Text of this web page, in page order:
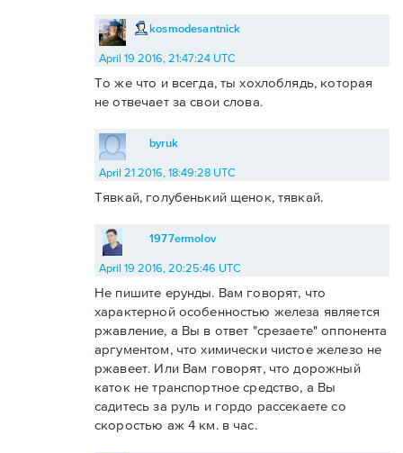
kosmodesantnick
April 19 2016, 21:47:24 UTC
То же что и всегда, ты хохлоблядь, которая
не отвечает за свои слова.
byruk
April 21 2016, 18:49:28 UTC
Тявкай, голубенький щенок, тявкай.
1977ermolov
April 19 2016, 20:25:46 UTC
Не пишите ерунды. Вам говорят, что
характерной особенностью железа является
ржавление, а Вы в ответ "срезаете" оппонента
аргументом, что химически чистое железо не
ржавеет. Или Вам говорят, что дорожный
каток не транспортное средство, а Вы
садитесь за руль и гордо рассекаете со
скоростью аж 4 км. в час.